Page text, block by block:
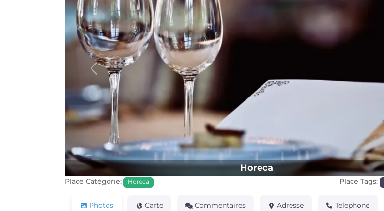
Horeca
Précédente
Place Catégorie: Horeca Place Tags:
Photos Carte Commentaires Adresse Telephone